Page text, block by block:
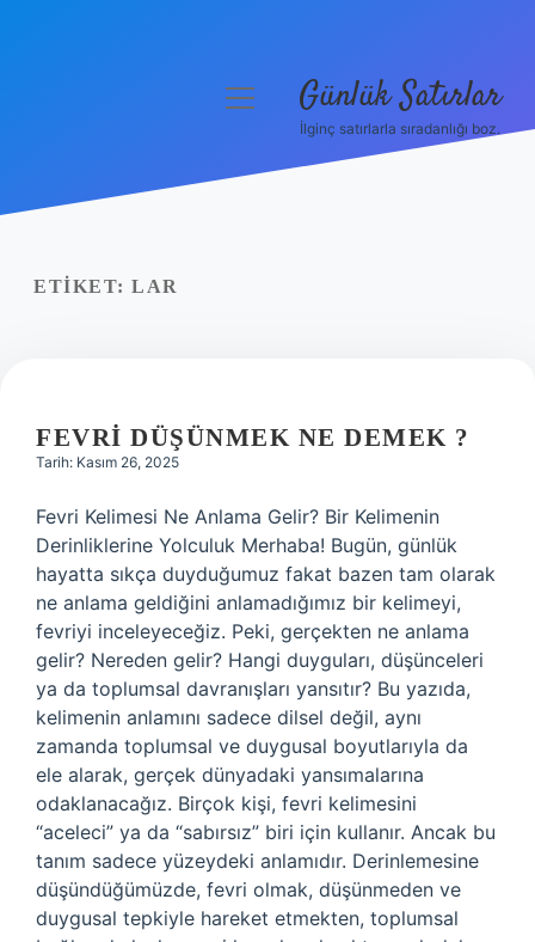
Yasal Uyarı
menüyü Günlük Satırlar
İlginç satırlarla sıradanlığı boz.
ETIKET: LAR
FEVRI DÜŞÜNMEK NE DEMEK ?
Tarih: Kasım 26, 2025
Fevri Kelimesi Ne Anlama Gelir? Bir Kelimenin
Derinliklerine Yolculuk Merhaba! Bugün, günlük
hayatta sıkça duyduğumuz fakat bazen tam olarak
ne anlama geldiğini anlamadığımız bir kelimeyi,
fevriyi inceleyeceğiz. Peki, gerçekten ne anlama
gelir? Nereden gelir? Hangi duyguları, düşünceleri
ya da toplumsal davranışları yansıtır? Bu yazıda,
kelimenin anlamını sadece dilsel değil, aynı
zamanda toplumsal ve duygusal boyutlarıyla da
ele alarak, gerçek dünyadaki yansımalarına
odaklanacağız. Birçok kişi, fevri kelimesini
“aceleci” ya da “sabırsız” biri için kullanır. Ancak bu
tanım sadece yüzeydeki anlamıdır. Derinlemesine
düşündüğümüzde, fevri olmak, düşünmeden ve
duygusal tepkiyle hareket etmekten, toplumsal